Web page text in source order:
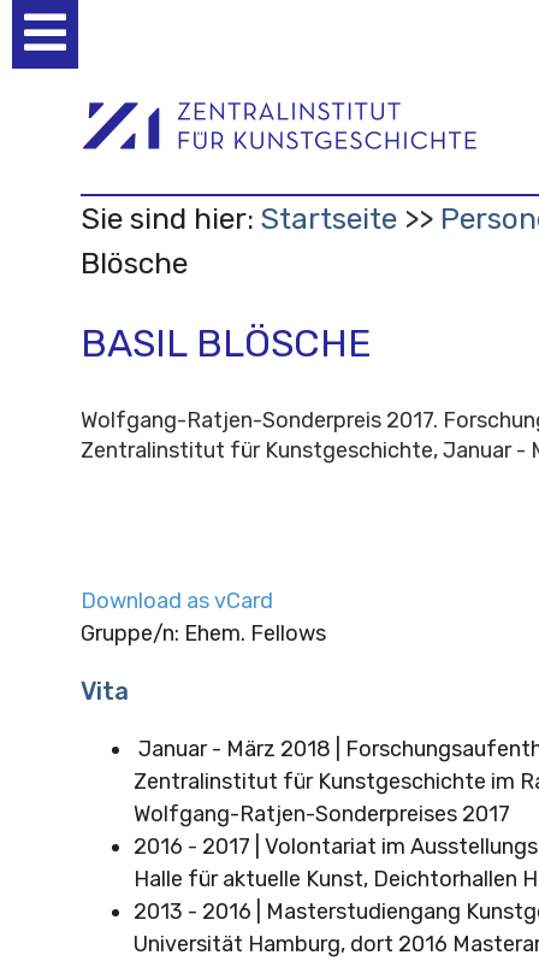
Werkzeuge
Sie sind hier: Startseite
Blösche
BASIL BLÖSCHE
Wolfgang-Ratjen-Sonderpreis 2017.
Zentralinstitut für Kunstgeschichte, Januar -
Download as vCard
Gruppe/n: Ehem. Fellows
Vita
Januar - März 2018 |
Zentralinstitut für Kunstgeschichte im
Wolfgang-Ratjen-Sonderpreises 2017
2016 - 2017 | Volontariat im
Halle für aktuelle Kunst, Deichtorhallen
2013 - 2016 | Masterstudiengang
Universität Hamburg, dort 2016